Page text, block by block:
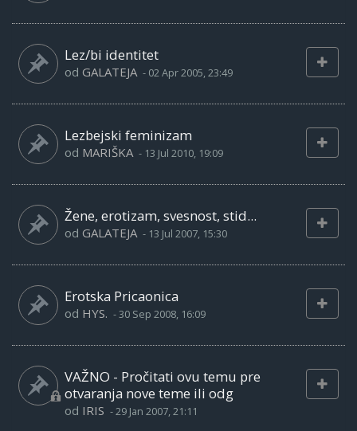
Lez/bi identitet
od GALATEJA - 02 Apr 2005, 23:49
Lezbejski feminizam
od MARIŠKA - 13 Jul 2010, 19:09
Žene, erotizam, svesnost, stid...
od GALATEJA - 13 Jul 2007, 15:30
Erotska Pricaonica
od HYS. -30 Sep 2008, 16:09
VAŽNO - Pročitati ovu temu pre
otvaranja nove teme ili odg
od IRIS -29 Jan 2007, 21:11